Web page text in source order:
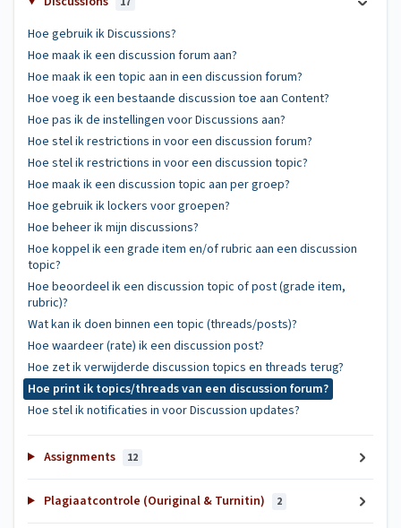
Hoe gebruik ik Discussions?
Hoe maak ik een discussion forum aan?
Hoe maak ik een topic aan in een discussion forum?
Hoe voeg ik een bestaande discussion toe aan Content?
Hoe pas ik de instellingen voor Discussions aan?
Hoe stel ik restrictions in voor een discussion forum?
Hoe stel ik restrictions in voor een discussion topic?
Hoe maak ik een discussion topic aan per groep?
Hoe gebruik ik lockers voor groepen?
Hoe beheer ik mijn discussions?
Hoe koppel ik een grade item en/of rubric aan een discussion
topic?
Hoe beoordeel ik een discussion topic of post (grade item,
rubric)?
Wat kan ik doen binnen een topic (threads/posts)?
Hoe waardeer (rate) ik een discussion post?
Hoe zet ik verwijderde discussion topics en threads terug?
Hoe print ik topics/threads van een discussion forum?
Hoe stel ik notificaties in voor Discussion updates?
Assignments 12
Plagiaatcontrole (Ouriginal & Turnitin) 2